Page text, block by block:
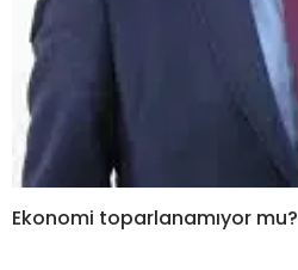
Ekonomi toparlanamıyor mu?